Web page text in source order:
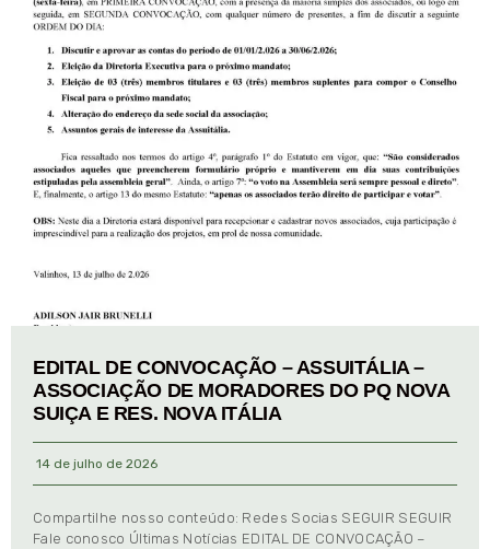
EDITAL DE CONVOCAÇÃO – ASSUITÁLIA –
ASSOCIAÇÃO DE MORADORES DO PQ NOVA
SUIÇA E RES. NOVA ITÁLIA
14 de julho de 2026
Compartilhe nosso conteúdo: Redes Socias SEGUIR SEGUIR
Fale conosco Últimas Notícias EDITAL DE CONVOCAÇÃO –